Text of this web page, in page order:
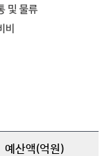
예산액(억원)